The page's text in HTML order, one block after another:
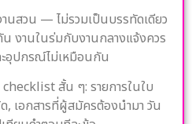
นสวน — ไม่รวมเป็นบรรทัดเดียว
งานในร่มกับงานกลางแจ้งควร
ะอุปกรณ์ไม่เหมือนกัน
สั้น ๆ: รายการในใบ
เอกสารที่ผู้สมัครต้องนำมา วัน